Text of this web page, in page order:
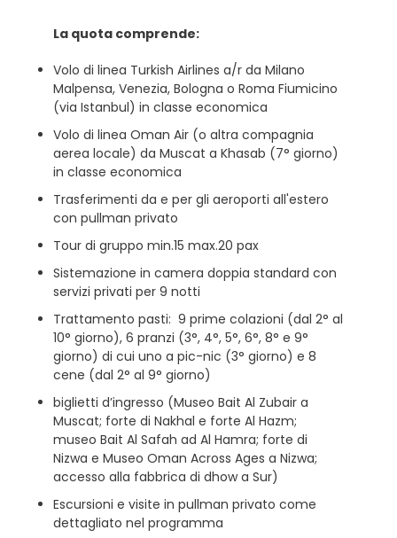
La quota comprende:
Volo di linea Turkish Airlines a/r da Milano
Malpensa, Venezia, Bologna o Roma Fiumicino
(via Istanbul) in classe economica
Volo di linea Oman Air (o altra compagnia
aerea locale) da Muscat a Khasab (7° giorno)
in classe economica
Trasferimenti da e per gli aeroporti all'estero
con pullman privato
Tour di gruppo min.15 max.20 pax
Sistemazione in camera doppia standard con
servizi privati per 9 notti
Trattamento pasti: 9 prime colazioni (dal 2° al
10° giorno), 6 pranzi (3°, 4°, 5°, 6°, 8° e 9°
giorno) di cui uno a pic-nic (3° giorno) e 8
cene (dal 2° al 9° giorno)
biglietti d’ingresso (Museo Bait Al Zubair a
Muscat; forte di Nakhal e forte Al Hazm;
museo Bait Al Safah ad Al Hamra; forte di
Nizwa e Museo Oman Across Ages a Nizwa;
accesso alla fabbrica di dhow a Sur)
Escursioni e visite in pullman privato come
dettagliato nel programma